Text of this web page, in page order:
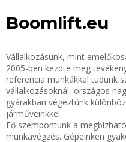
Boomlift.eu
Vállalkozásunk, mint
2005-ben kezdte meg
referencia munkákkal tudunk
vállalkozásoknál, országos
gyárakban végeztünk
járműveinkkel.
Fő szempontunk a
munkavégzés. Gépeinken